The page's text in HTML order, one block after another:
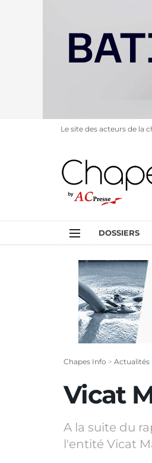
Le site des acteurs de la
DOSSIERS
Chapes Info > Actualités
Vicat
A la suite du
l'entité Vicat